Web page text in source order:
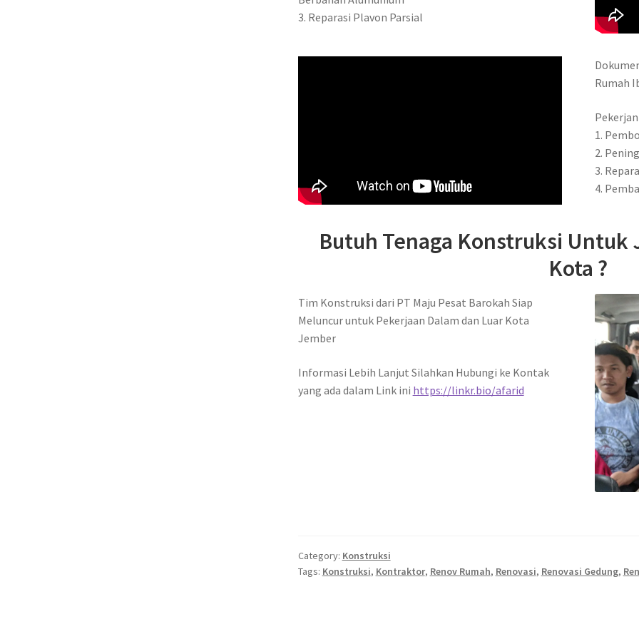
3. Reparasi Plavon Parsial
Rumah
1.
2.
3.
4.
Butuh Tenaga Konstruksi Untuk
Kota ?
Tim Konstruksi dari PT Maju Pesat Barokah Siap
Meluncur untuk Pekerjaan Dalam dan Luar Kota
Jember
Informasi Lebih Lanjut Silahkan Hubungi ke Kontak
yang ada dalam Link ini https://linkr.bio/afarid
Category: Konstruksi
Tags: Konstruksi, Kontraktor, Renov Rumah, Renovasi, Renovasi Gedung,